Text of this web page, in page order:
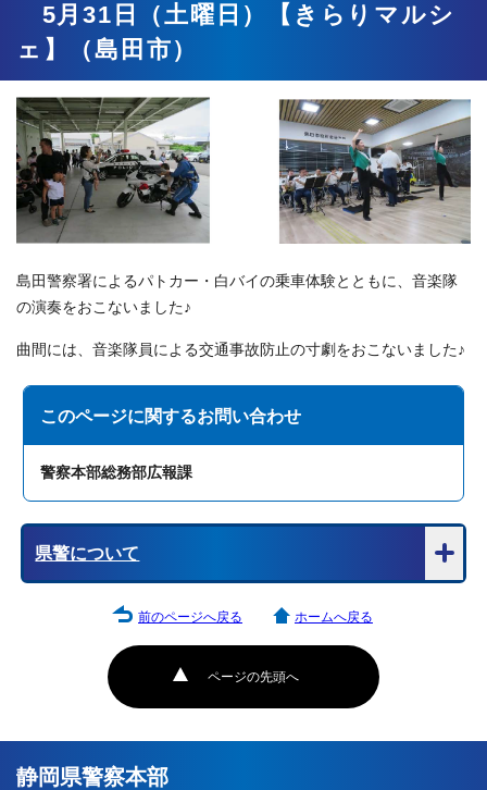
5月31日（土曜日）【きらりマルシ
ェ】（島田市）
島田警察署によるパトカー・白バイの乗車体験とともに、音楽隊
の演奏をおこないました♪
曲間には、音楽隊員による交通事故防止の寸劇をおこないました♪
このページに関するお問い合わせ
警察本部総務部広報課
県警について
ページの先頭へ
前のページへ戻る ホームへ戻る
静岡県警察本部